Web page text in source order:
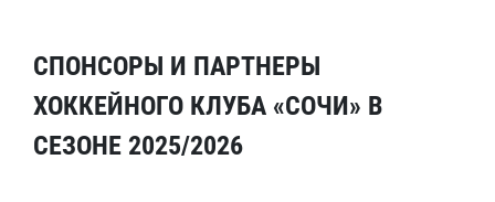
СПОНСОРЫ И ПАРТНЕРЫ
ХОККЕЙНОГО КЛУБА «СОЧИ» В
СЕЗОНЕ 2025/2026